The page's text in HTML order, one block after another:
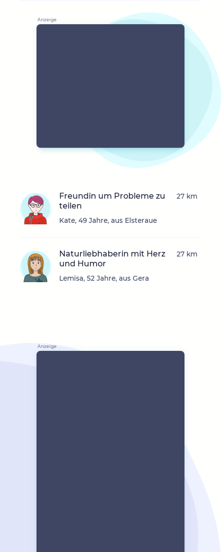
Freundin um Probleme zu
teilen
Kate, 49 Jahre, aus Elsteraue
27 km
Naturliebhaberin mit Herz
und Humor
Lemisa, 52 Jahre, aus Gera
27 km